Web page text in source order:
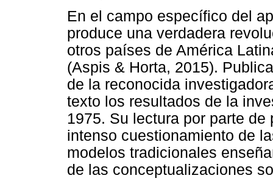
En el campo específico del
produce una verdadera
otros países de América
(Aspis & Horta, 2015).
de la reconocida
texto los resultados de la
1975. Su lectura por parte
intenso cuestionamiento de
modelos tradicionales
de las conceptualizaciones